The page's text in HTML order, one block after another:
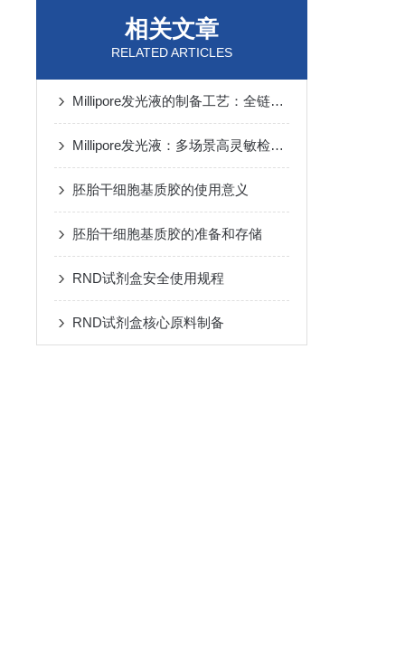
相关文章
RELATED ARTICLES
Millipore发光液的制备工艺：全链路质控保障检测性能稳定
Millipore发光液：多场景高灵敏检测的核心试剂支撑
胚胎干细胞基质胶的使用意义
胚胎干细胞基质胶的准备和存储
RND试剂盒安全使用规程
RND试剂盒核心原料制备